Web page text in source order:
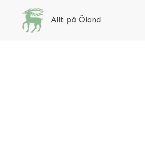
Allt på Öland